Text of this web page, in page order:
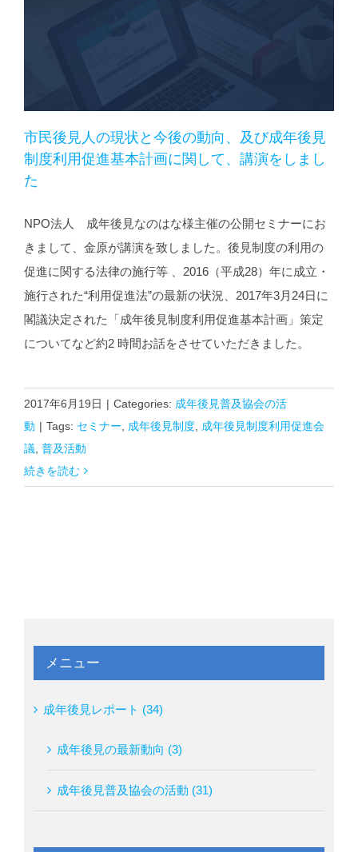
市民後見人の現状と今後の動向、及び成年後見
制度利用促進基本計画に関して、講演をしまし
た
NPO法人 成年後見なのはな様主催の公開セミナーにお
きまして、金原が講演を致しました。後見制度の利用の
促進に関する法律の施行等 、2016（平成28）年に成立・
施行された“利用促進法”の最新の状況、2017年3月24日に
閣議決定された「成年後見制度利用促進基本計画」策定
についてなど約2 時間お話をさせていただきました。
2017年6月19日 | Categories: 成年後見普及協会の活
動 | Tags: セミナー 成年後見制度 成年後見制度利用促進会
議 普及活動
続きを読む
メニュー
成年後見レポート (34)
成年後見の最新動向 (3)
成年後見普及協会の活動 (31)